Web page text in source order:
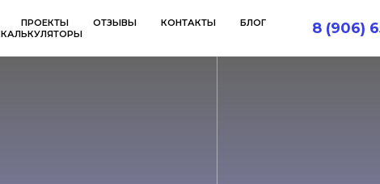
ПРОЕКТЫ ОТЗЫВЫ КОНТАКТЫ
БЛОГ
КАЛЬКУЛЯТОРЫ
8 (906)